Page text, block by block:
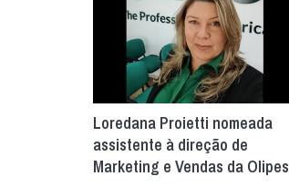
Loredana Proietti nomeada
assistente à direção de
Marketing e Vendas da Olipes